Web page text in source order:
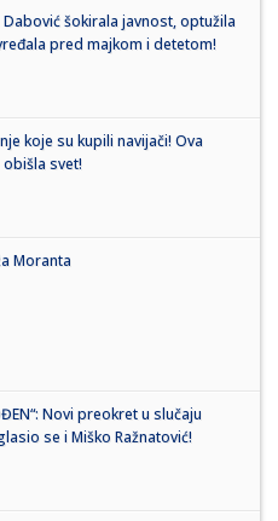
Dabović šokirala javnost, optužila
pred majkom i detetom!
koje su kupili navijači! Ova
svet!
Moranta
Novi preokret u slučaju
se i Miško Ražnatović!